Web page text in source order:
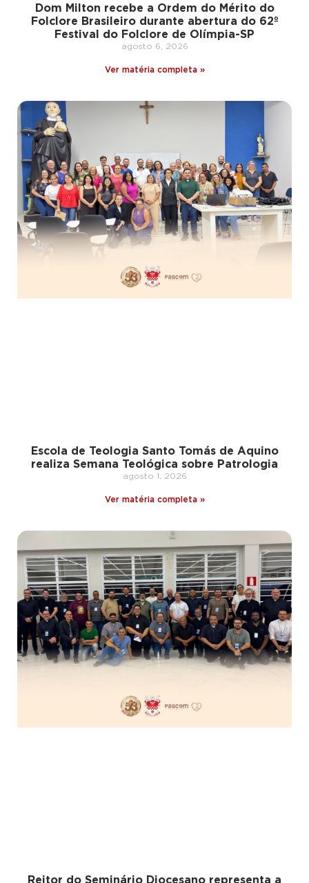
Dom Milton recebe a Ordem do Mérito do
Folclore Brasileiro durante abertura do 62º
Festival do Folclore de Olímpia-SP
agosto 6, 2026
Ver matéria completa »
Escola de Teologia Santo Tomás de Aquino
realiza Semana Teológica sobre Patrologia
agosto 1, 2026
Ver matéria completa »
Reitor do Seminário Diocesano representa a